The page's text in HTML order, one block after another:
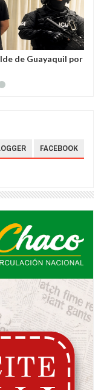
de Guayaquil por
FACEBOOK